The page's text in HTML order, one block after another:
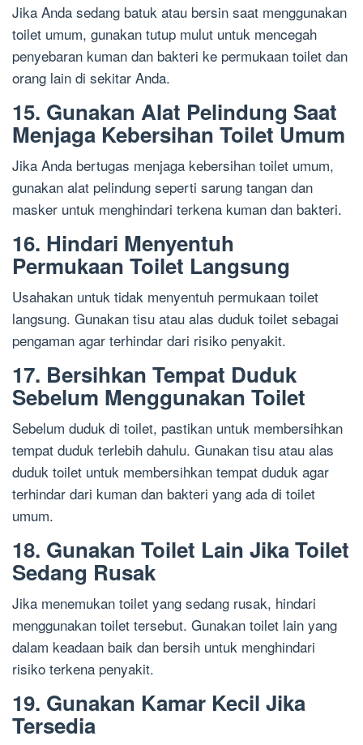
Jika Anda sedang batuk atau bersin saat menggunakan
toilet umum, gunakan tutup mulut untuk mencegah
penyebaran kuman dan bakteri ke permukaan toilet dan
orang lain di sekitar Anda.
15. Gunakan Alat Pelindung Saat
Menjaga Kebersihan Toilet Umum
Jika Anda bertugas menjaga kebersihan toilet umum,
gunakan alat pelindung seperti sarung tangan dan
masker untuk menghindari terkena kuman dan bakteri.
16. Hindari Menyentuh
Permukaan Toilet Langsung
Usahakan untuk tidak menyentuh permukaan toilet
langsung. Gunakan tisu atau alas duduk toilet sebagai
pengaman agar terhindar dari risiko penyakit.
17. Bersihkan Tempat Duduk
Sebelum Menggunakan Toilet
Sebelum duduk di toilet, pastikan untuk membersihkan
tempat duduk terlebih dahulu. Gunakan tisu atau alas
duduk toilet untuk membersihkan tempat duduk agar
terhindar dari kuman dan bakteri yang ada di toilet
umum.
18. Gunakan Toilet Lain Jika Toilet
Sedang Rusak
Jika menemukan toilet yang sedang rusak, hindari
menggunakan toilet tersebut. Gunakan toilet lain yang
dalam keadaan baik dan bersih untuk menghindari
risiko terkena penyakit.
19. Gunakan Kamar Kecil Jika
Tersedia